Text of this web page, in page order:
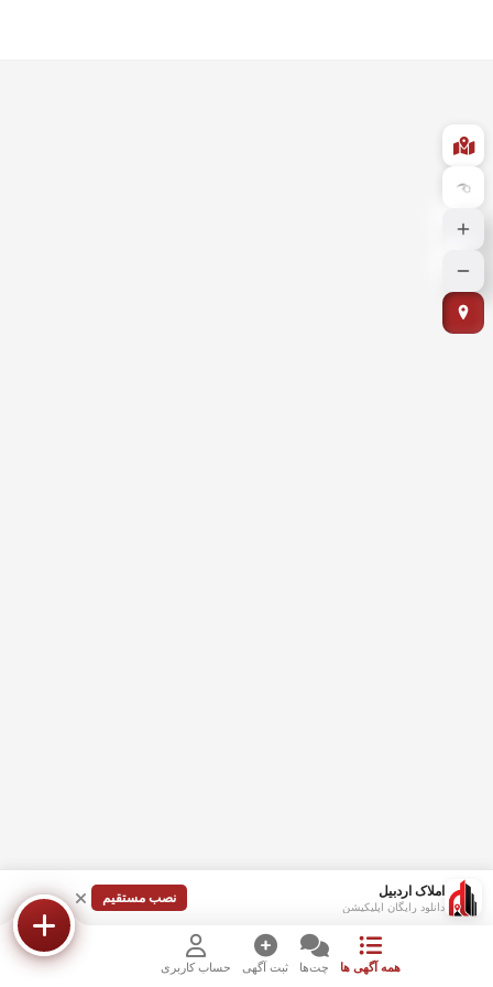
املاک اردبیل
دانلود رایگان اپلیکیشن
نصب مستقیم
همه آگهی ها چت‌ها ثبت آگهی حساب کاربری